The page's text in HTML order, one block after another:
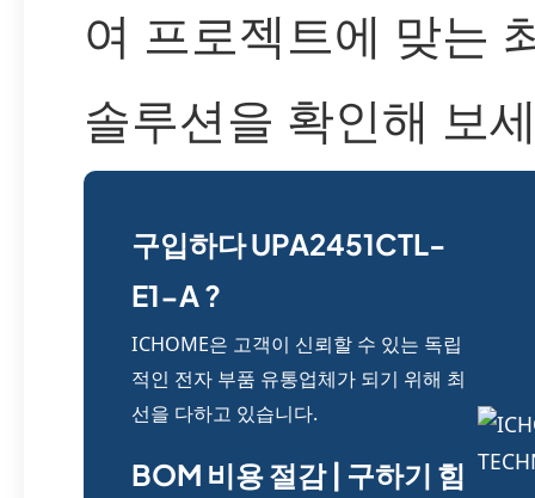
여 프로젝트에 맞는
솔루션을 확인해 보
구입하다 UPA2451CTL-
E1-A ?
ICHOME은 고객이 신뢰할 수 있는 독립
적인 전자 부품 유통업체가 되기 위해 최
선을 다하고 있습니다.
BOM 비용 절감 | 구하기 힘